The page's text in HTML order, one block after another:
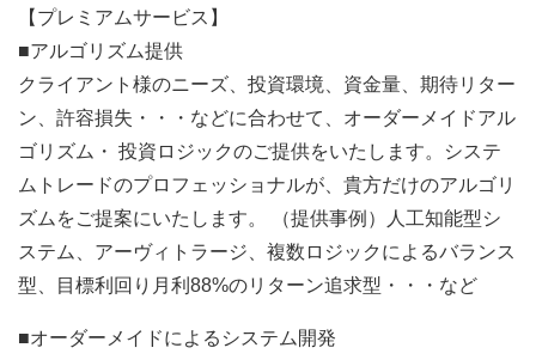
【プレミアムサービス】
■アルゴリズム提供
クライアント様のニーズ、投資環境、資金量、期待リター
ン、許容損失・・・などに合わせて、オーダーメイドアル
ゴリズム・ 投資ロジックのご提供をいたします。システ
ムトレードのプロフェッショナルが、貴方だけのアルゴリ
ズムをご提案にいたします。 （提供事例）人工知能型シ
ステム、アーヴィトラージ、複数ロジックによるバランス
型、目標利回り月利88%のリターン追求型・・・など
■オーダーメイドによるシステム開発